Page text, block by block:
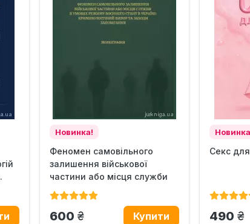
Новинка!
Феномен самовільного
залишення військової
частини або місця служби
в...
600 грн.
Секс
490